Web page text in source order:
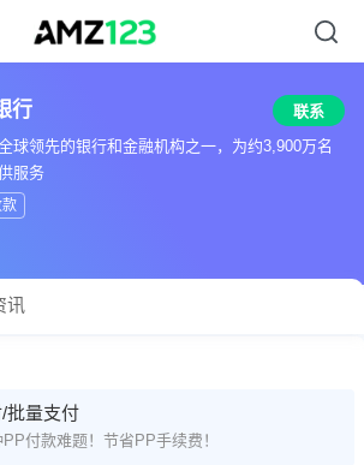
行
联系
球领先的银行和金融机构之一，为约3,900万名
服务
讯
批量支付
付款难题！节省PP手续费！